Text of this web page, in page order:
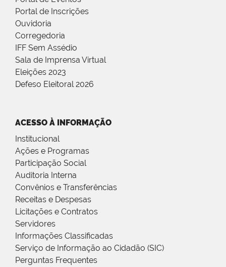
Portal de Inscrições
Ouvidoria
Corregedoria
IFF Sem Assédio
Sala de Imprensa Virtual
Eleições 2023
Defeso Eleitoral 2026
ACESSO À INFORMAÇÃO
Institucional
Ações e Programas
Participação Social
Auditoria Interna
Convênios e Transferências
Receitas e Despesas
Licitações e Contratos
Servidores
Informações Classificadas
Serviço de Informação ao Cidadão (SIC)
Perguntas Frequentes